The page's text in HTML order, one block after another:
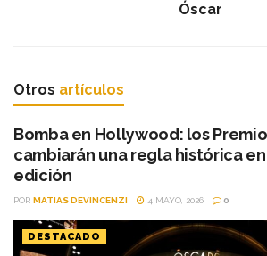
Óscar
Otros artículos
Bomba en Hollywood: los
cambiarán una regla histórica
edición
POR MATIAS DEVINCENZI 4 MAYO, 2026 0
DESTACADO